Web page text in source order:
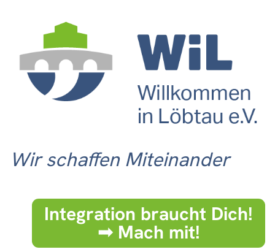
Wir schaffen Miteinander
Integration braucht Dich!
➟ Mach mit!